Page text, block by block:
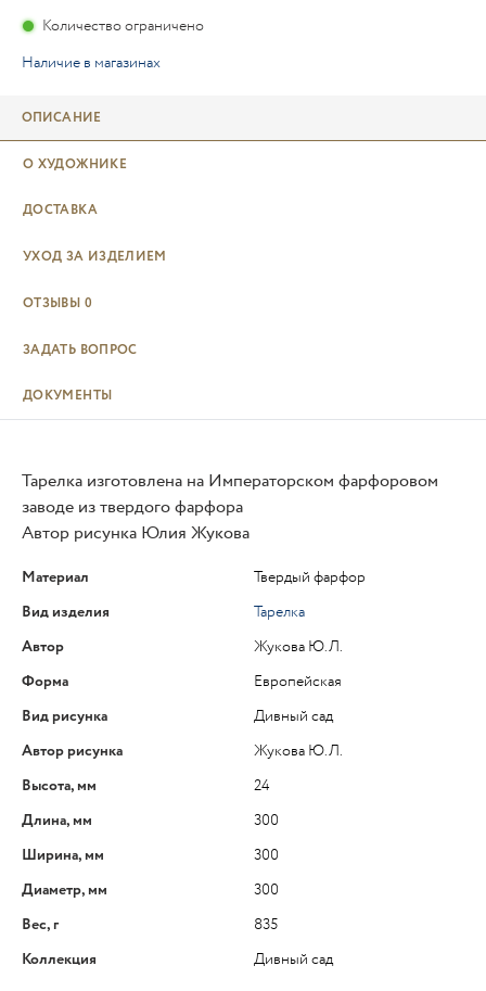
Количество ограничено
Наличие в магазинах
ОПИСАНИЕ
О ХУДОЖНИКЕ
ДОСТАВКА
УХОД ЗА ИЗДЕЛИЕМ
ОТЗЫВЫ 0
ЗАДАТЬ ВОПРОС
ДОКУМЕНТЫ
Тарелка изготовлена на Императорском фарфоровом
заводе из твердого фарфора
Автор рисунка Юлия Жукова
Материал
Твердый фарфор
Вид изделия
Тарелка
Автор
Жукова Ю.Л.
Форма
Европейская
Вид рисунка
Дивный сад
Автор рисунка
Жукова Ю.Л.
Высота, мм
24
Длина, мм
300
Ширина, мм
300
Диаметр, мм
300
Вес, г
835
Коллекция
Дивный сад